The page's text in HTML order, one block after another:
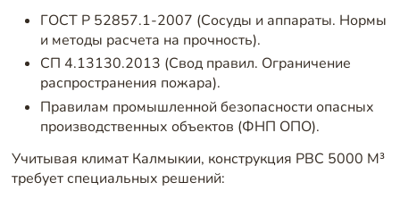
ГОСТ Р 52857.1-2007 (Сосуды и аппараты. Нормы
и методы расчета на прочность).
СП 4.13130.2013 (Свод правил. Ограничение
распространения пожара).
Правилам промышленной безопасности опасных
производственных объектов (ФНП ОПО).
Учитывая климат Калмыкии, конструкция РВС 5000 М³
требует специальных решений: